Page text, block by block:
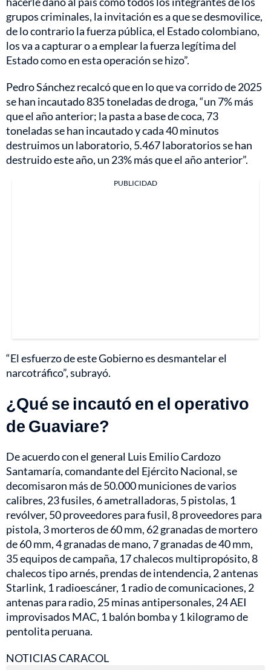
grupos criminales, la invitación es a que se desmovilice,
de lo contrario la fuerza pública, el Estado colombiano,
los va a capturar o a emplear la fuerza legítima del
Estado como en esta operación se hizo”.
Pedro Sánchez recalcó que en lo que va corrido de 2025
se han incautado 835 toneladas de droga, “un 7% más
que el año anterior; la pasta a base de coca, 73
toneladas se han incautado y cada 40 minutos
destruimos un laboratorio, 5.467 laboratorios se han
destruido este año, un 23% más que el año anterior”.
PUBLICIDAD
“El esfuerzo de este Gobierno es desmantelar el
narcotráfico”, subrayó.
¿Qué se incautó en el operativo
de Guaviare?
De acuerdo con el general Luis Emilio Cardozo
Santamaría, comandante del Ejército Nacional, se
decomisaron más de 50.000 municiones de varios
calibres, 23 fusiles, 6 ametralladoras, 5 pistolas, 1
revólver, 50 proveedores para fusil, 8 proveedores para
pistola, 3 morteros de 60 mm, 62 granadas de mortero
de 60 mm, 4 granadas de mano, 7 granadas de 40 mm,
35 equipos de campaña, 17 chalecos multipropósito, 8
chalecos tipo arnés, prendas de intendencia, 2 antenas
Starlink, 1 radioescáner, 1 radio de comunicaciones, 2
antenas para radio, 25 minas antipersonales, 24 AEI
improvisados MAC, 1 balón bomba y 1 kilogramo de
pentolita peruana.
NOTICIAS CARACOL